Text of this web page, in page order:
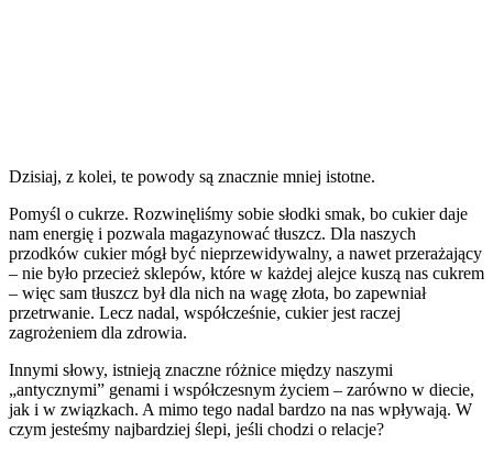
Dzisiaj, z kolei, te powody są znacznie mniej istotne.
Pomyśl o cukrze. Rozwinęliśmy sobie słodki smak, bo cukier daje
nam energię i pozwala magazynować tłuszcz. Dla naszych
przodków cukier mógł być nieprzewidywalny, a nawet przerażający
– nie było przecież sklepów, które w każdej alejce kuszą nas cukrem
– więc sam tłuszcz był dla nich na wagę złota, bo zapewniał
przetrwanie. Lecz nadal, współcześnie, cukier jest raczej
zagrożeniem dla zdrowia.
Innymi słowy, istnieją znaczne różnice między naszymi
„antycznymi” genami i współczesnym życiem – zarówno w diecie,
jak i w związkach. A mimo tego nadal bardzo na nas wpływają. W
czym jesteśmy najbardziej ślepi, jeśli chodzi o relacje?